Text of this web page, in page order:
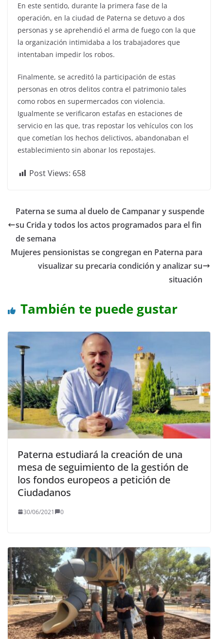
En este sentido, durante la primera fase de la
operación, en la ciudad de Paterna se detuvo a dos
personas y se aprehendió el arma de fuego con la que
la organización intimidaba a los trabajadores que
intentaban impedir los robos.
Finalmente, se acreditó la participación de estas
personas en otros delitos contra el patrimonio tales
como robos en supermercados con violencia.
Igualmente se verificaron estafas en estaciones de
servicio en las que, tras repostar los vehículos con los
que cometían los hechos delictivos, abandonaban el
establecimiento sin abonar los repostajes.
Post Views: 658
Paterna se suma al duelo de Campanar y suspende
su Crida y todos los actos programados para el fin
de semana
Mujeres pensionistas se congregan en Paterna para
visualizar su precaria condición y analizar su
situación
También te puede gustar
Paterna estudiará la creación de una
mesa de seguimiento de la gestión de
los fondos europeos a petición de
Ciudadanos
30/06/2021 0